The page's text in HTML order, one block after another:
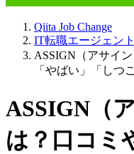
Qiita Job Change
IT転職エージェント
ASSIGN（アサイ
「やばい」「しつ
ASSIGN（
は？口コミ